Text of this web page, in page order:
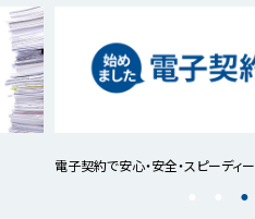
電子契約で安心・安全・スピーディー